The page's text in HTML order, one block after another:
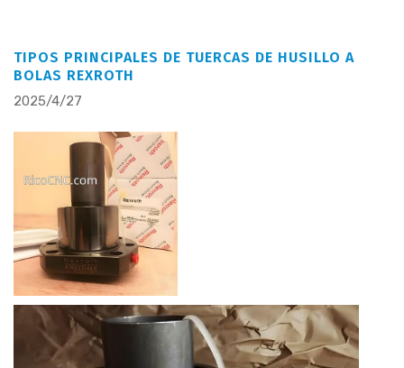
TIPOS PRINCIPALES DE TUERCAS DE HUSILLO A
BOLAS REXROTH
2025/4/27